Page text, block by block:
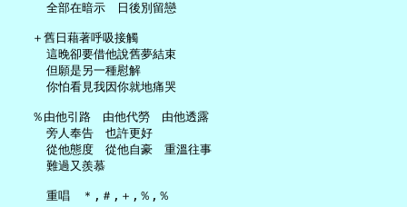
     全部在暗示　日後別留戀
   ＋舊日藉著呼吸接觸
     這晚卻要借他說舊夢結束
     但願是另一種慰解
     你怕看見我因你就地痛哭
   ％由他引路　由他代勞　由他透露
     旁人奉告　也許更好
     從他態度　從他自豪　重溫往事
     難過又羨慕